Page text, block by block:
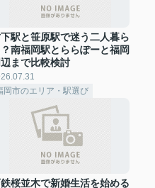
駅と笹原駅で迷う二人暮ら
？南福岡駅とららぽーと福岡
まで比較検討
岡市のエリア・駅選び
桜並木で新婚生活を始める